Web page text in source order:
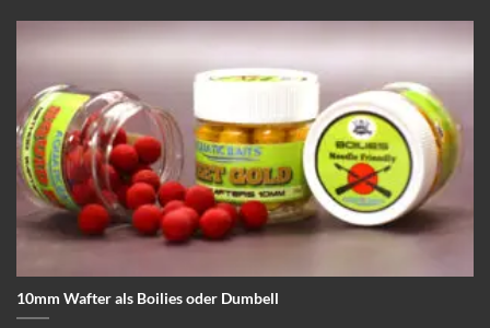
10mm Wafter als Boilies oder Dumbell